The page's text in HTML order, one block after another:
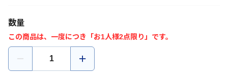
数量
この商品は、一度につき「お1人様2点限り」です。